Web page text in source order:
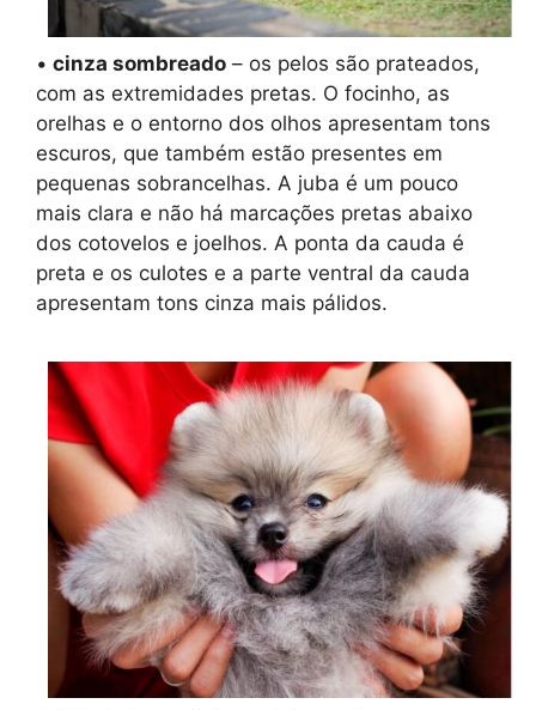
• cinza sombreado – os pelos são prateados,
com as extremidades pretas. O focinho, as
orelhas e o entorno dos olhos apresentam tons
escuros, que também estão presentes em
pequenas sobrancelhas. A juba é um pouco
mais clara e não há marcações pretas abaixo
dos cotovelos e joelhos. A ponta da cauda é
preta e os culotes e a parte ventral da cauda
apresentam tons cinza mais pálidos.